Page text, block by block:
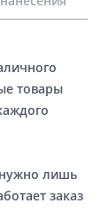
товары
лишь
заказ